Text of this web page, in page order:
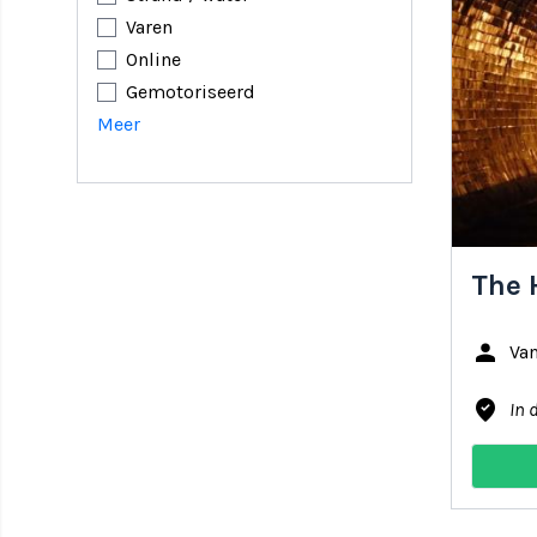
Varen
Online
Gemotoriseerd
Meer
The
person
where_to_vote In